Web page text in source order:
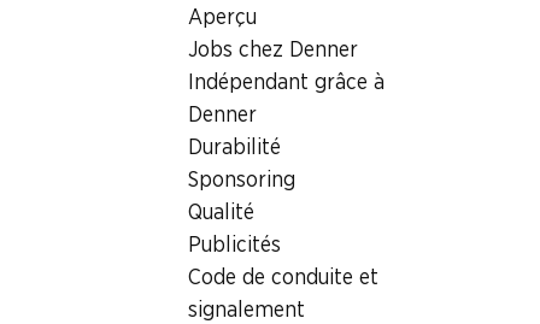
Aperçu
Jobs chez Denner
Indépendant grâce à
Denner
Durabilité
Sponsoring
Qualité
Publicités
Code de conduite et
signalement
Retrait d'espèces avec la carte
postale / M-Card